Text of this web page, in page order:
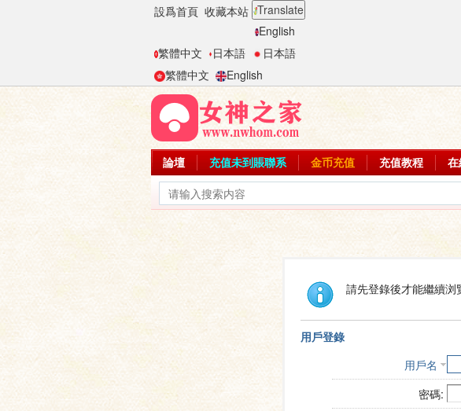
設爲首頁 收藏本站 Translate
English
繁體中文
日本語
日本語
繁體中文
English
論壇 充值未到賬聯系 金币充值 充值教程
請先登錄後才能繼續浏
用戶登錄
用戶名
密碼: